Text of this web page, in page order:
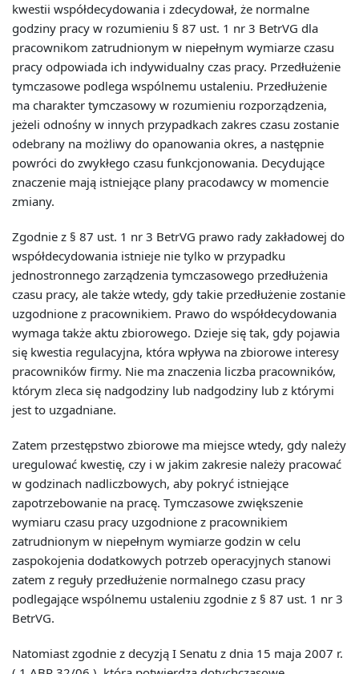
kwestii współdecydowania i zdecydował, że normalne
godziny pracy w rozumieniu § 87 ust. 1 nr 3 BetrVG dla
pracownikom zatrudnionym w niepełnym wymiarze czasu
pracy odpowiada ich indywidualny czas pracy. Przedłużenie
tymczasowe podlega wspólnemu ustaleniu. Przedłużenie
ma charakter tymczasowy w rozumieniu rozporządzenia,
jeżeli odnośny w innych przypadkach zakres czasu zostanie
odebrany na możliwy do opanowania okres, a następnie
powróci do zwykłego czasu funkcjonowania. Decydujące
znaczenie mają istniejące plany pracodawcy w momencie
zmiany.
Zgodnie z § 87 ust. 1 nr 3 BetrVG prawo rady zakładowej do
współdecydowania istnieje nie tylko w przypadku
jednostronnego zarządzenia tymczasowego przedłużenia
czasu pracy, ale także wtedy, gdy takie przedłużenie zostanie
uzgodnione z pracownikiem. Prawo do współdecydowania
wymaga także aktu zbiorowego. Dzieje się tak, gdy pojawia
się kwestia regulacyjna, która wpływa na zbiorowe interesy
pracowników firmy. Nie ma znaczenia liczba pracowników,
którym zleca się nadgodziny lub nadgodziny lub z którymi
jest to uzgadniane.
Zatem przestępstwo zbiorowe ma miejsce wtedy, gdy należy
uregulować kwestię, czy i w jakim zakresie należy pracować
w godzinach nadliczbowych, aby pokryć istniejące
zapotrzebowanie na pracę. Tymczasowe zwiększenie
wymiaru czasu pracy uzgodnione z pracownikiem
zatrudnionym w niepełnym wymiarze godzin w celu
zaspokojenia dodatkowych potrzeb operacyjnych stanowi
zatem z reguły przedłużenie normalnego czasu pracy
podlegające wspólnemu ustaleniu zgodnie z § 87 ust. 1 nr 3
BetrVG.
Natomiast zgodnie z decyzją I Senatu z dnia 15 maja 2007 r.